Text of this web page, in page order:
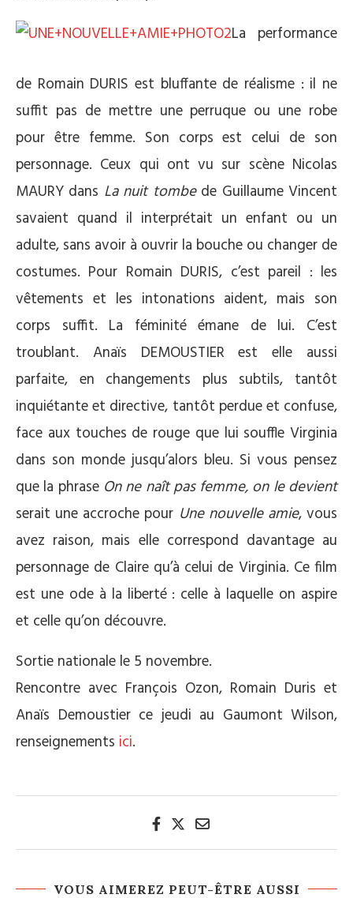
La performance
de Romain DURIS est bluffante de réalisme : il ne
suffit pas de mettre une perruque ou une robe
pour être femme. Son corps est celui de son
personnage. Ceux qui ont vu sur scène Nicolas
MAURY dans La nuit tombede Guillaume Vincent
savaient quand il interprétait un enfant ou un
adulte, sans avoir à ouvrir la bouche ou changer de
costumes. Pour Romain DURIS, c’est pareil : les
vêtements et les intonations aident, mais son
corps suffit. La féminité émane de lui. C’est
troublant. Anaïs DEMOUSTIER est elle aussi
parfaite, en changements plus subtils, tantôt
inquiétante et directive, tantôt perdue et confuse,
face aux touches de rouge que lui souffle Virginia
dans son monde jusqu’alors bleu. Si vous pensez
que la phrase On ne naît pas femme, on le devient
serait une accroche pour Une nouvelle amie, vous
avez raison, mais elle correspond davantage au
personnage de Claire qu’à celui de Virginia. Ce film
est une ode à la liberté : celle à laquelle on aspire
et celle qu’on découvre.
Sortie nationale le 5 novembre.
Rencontre avec François Ozon, Romain Duris et
Anaïs Demoustier ce jeudi au Gaumont Wilson,
renseignements ici.
VOUS AIMEREZ PEUT-ÊTRE AUSSI